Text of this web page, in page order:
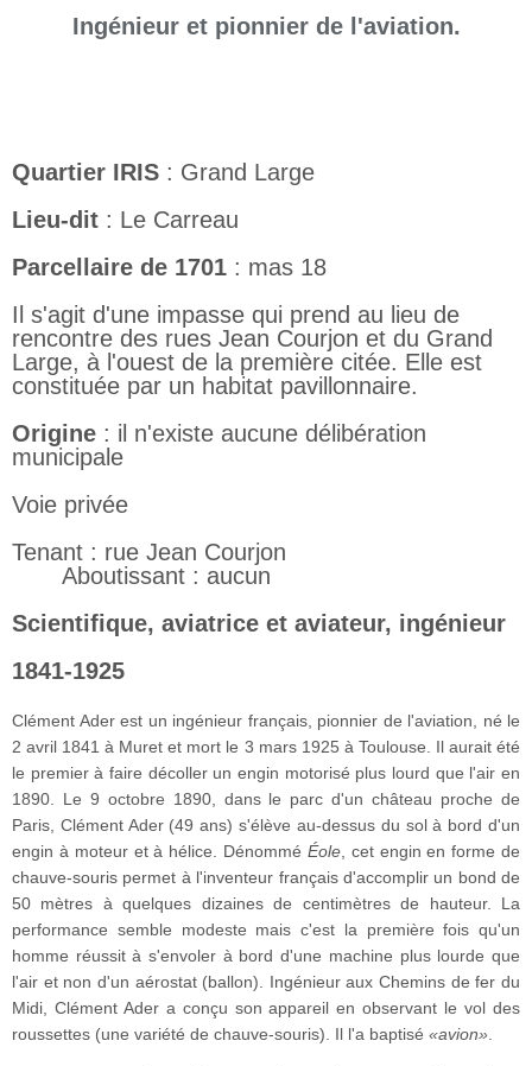
Ingénieur et pionnier de l'aviation.
Quartier IRIS : Grand Large
Lieu-dit : Le Carreau
Parcellaire de 1701 : mas 18
Il s'agit d'une impasse qui prend au lieu de
rencontre des rues Jean Courjon et du Grand
Large, à l'ouest de la première citée. Elle est
constituée par un habitat pavillonnaire.
Origine : il n'existe aucune délibération
municipale
Voie privée
Tenant : rue Jean Courjon
Aboutissant : aucun
Scientifique, aviatrice et aviateur, ingénieur
1841-1925
Clément Ader est un ingénieur français, pionnier de l'aviation, né le
2 avril 1841 à Muret et mort le 3 mars 1925 à Toulouse. Il aurait été
le premier à faire décoller un engin motorisé plus lourd que l'air en
1890. Le 9 octobre 1890, dans le parc d'un château proche de
Paris, Clément Ader (49 ans) s'élève au-dessus du sol à bord d'un
engin à moteur et à hélice. Dénommé Éole, cet engin en forme de
chauve-souris permet à l'inventeur français d'accomplir un bond de
50 mètres à quelques dizaines de centimètres de hauteur. La
performance semble modeste mais c'est la première fois qu'un
homme réussit à s'envoler à bord d'une machine plus lourde que
l'air et non d'un aérostat (ballon). Ingénieur aux Chemins de fer du
Midi, Clément Ader a conçu son appareil en observant le vol des
roussettes (une variété de chauve-souris). Il l'a baptisé «avion»